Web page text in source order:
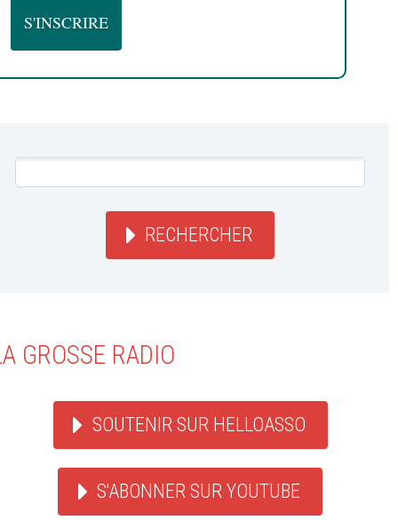
RECHERCHER
GROSSE RADIO
SOUTENIR SUR HELLOASSO
S'ABONNER SUR YOUTUBE